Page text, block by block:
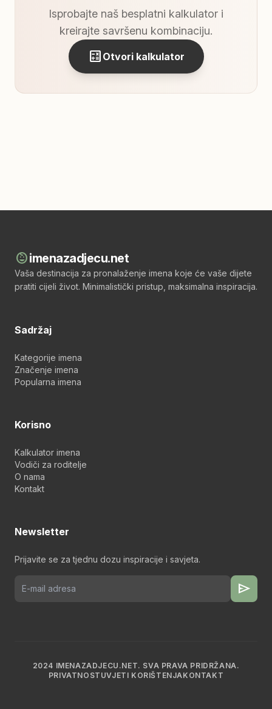
Isprobajte naš besplatni kalkulator i
kreirajte savršenu kombinaciju.
calculate Otvori kalkulator
child_careimenazadjecu.net
Vaša destinacija za pronalaženje imena koje će vaše dijete
pratiti cijeli život. Minimalistički pristup, maksimalna inspiracija.
Sadržaj
Kategorije imena
Značenje imena
Popularna imena
Korisno
Kalkulator imena
Vodiči za roditelje
O nama
Kontakt
Newsletter
Prijavite se za tjednu dozu inspiracije i savjeta.
send
2024 IMENAZADJECU.NET. SVA PRAVA PRIDRŽANA.
PRIVATNOST UVJETI KORIŠTENJAKONTAKT